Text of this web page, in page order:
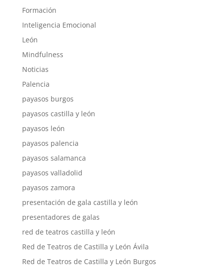
Formación
Inteligencia Emocional
León
Mindfulness
Noticias
Palencia
payasos burgos
payasos castilla y león
payasos león
payasos palencia
payasos salamanca
payasos valladolid
payasos zamora
presentación de gala castilla y león
presentadores de galas
red de teatros castilla y león
Red de Teatros de Castilla y León Ávila
Red de Teatros de Castilla y León Burgos